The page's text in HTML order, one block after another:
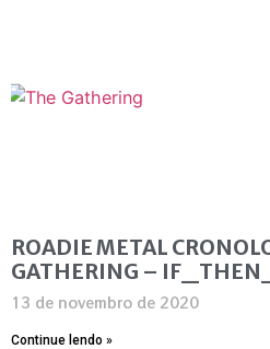
ROADIE METAL
GATHERING –
13 de novembro de 2020
Continue lendo »